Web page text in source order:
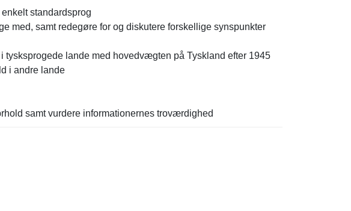
standardsprog
med, samt redegøre for og diskutere forskellige synspunkter
lande med hovedvægten på Tyskland efter 1945
i andre lande
samt vurdere informationernes troværdighed